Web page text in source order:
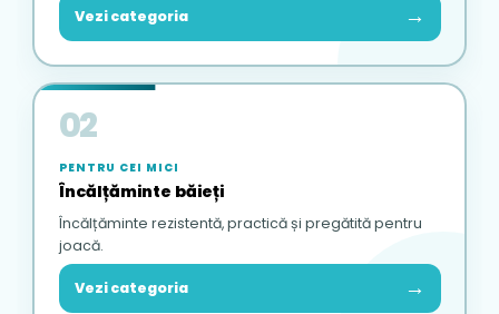
Vezi categoria →
02
PENTRU CEI MICI
Încălțăminte băieți
Încălțăminte rezistentă, practică și pregătită pentru
joacă.
Vezi categoria →